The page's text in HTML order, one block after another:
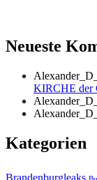
Neueste
KIRCHE der
Kategorien
Brandenburgleaks